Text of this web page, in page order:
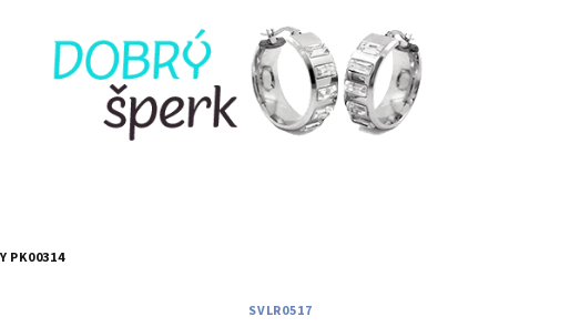
PK00314
SVLR0517